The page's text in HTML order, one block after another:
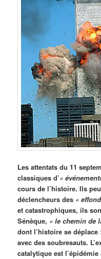
Les attentats du 11
classiques d’«
cours de l’histoire. Ils
déclencheurs des «
et catastrophiques, ils
Sénèque, « le chemin de
dont l’histoire se
avec des soubresauts.
catalytique est